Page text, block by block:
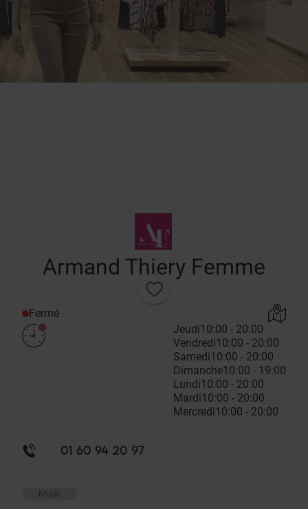
Armand Thiery Femme
Fermé
Jeudi10:00 - 20:00
Vendredi10:00 - 20:00
Samedi10:00 - 20:00
Dimanche10:00 - 19:00
Lundi10:00 - 20:00
Mardi10:00 - 20:00
Mercredi10:00 - 20:00
01 60 94 20 97
Mode